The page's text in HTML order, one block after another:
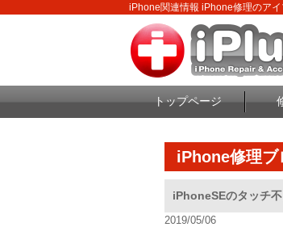
iPhone関連情報 iPhone修理のアイ
トップページ
iPhone修理ブ
iPhoneSEのタッチ
2019/05/06